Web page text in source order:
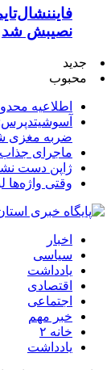
نصیبش شد
جدید
محبوب
اطلاعیه
ضربه مغزی
ماجرای
ژاپن دست
وقتی
اخبار
سیاسی
یادداشت
اقتصادی
اجتماعی
خبر مهم
خانه ۲
یادداشت